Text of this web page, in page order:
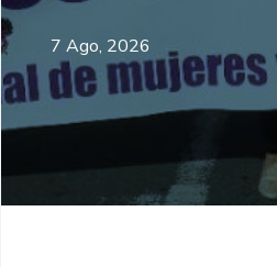
7 Ago, 2026